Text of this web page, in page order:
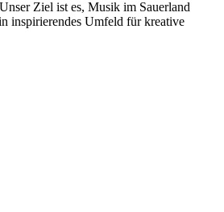
Ziel ist es, Musik im Sauerland
inspirierendes Umfeld für kreative